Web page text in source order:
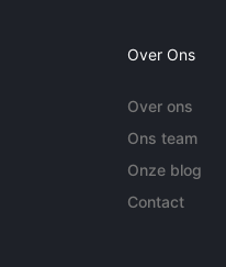
Over Ons
Over ons
Ons team
Onze blog
Contact